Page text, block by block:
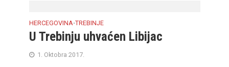
HERCEGOVINA•TREBINJE
U Trebinju uhvaćen Libijac
1. Oktobra 2017.